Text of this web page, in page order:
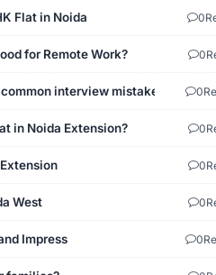
Flat in Noida 0
for Remote Work? 0
interview mistakes? 0
in Noida Extension? 0
0
West 0
Impress 0